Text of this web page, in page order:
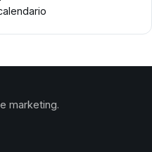
marketing.